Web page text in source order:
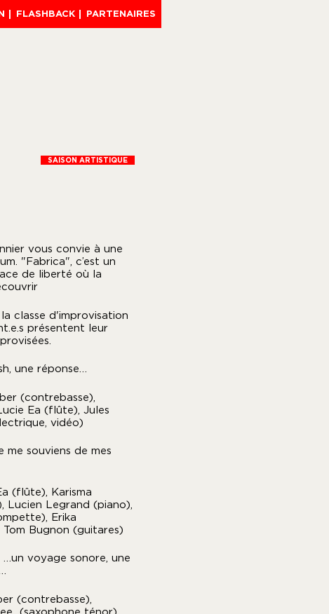
FLASHBACK PARTENAIRES
SAISON ARTISTIQUE
vous convie à une
"Fabrica", c’est un
de liberté où la
classe d'improvisation
présentent leur
une réponse…
(contrebasse),
Ea (flûte), Jules
vidéo)
me souviens de mes
(flûte), Karisma
Lucien Legrand (piano),
Erika
Bugnon (guitares)
voyage sonore, une
(contrebasse),
(saxophone ténor),